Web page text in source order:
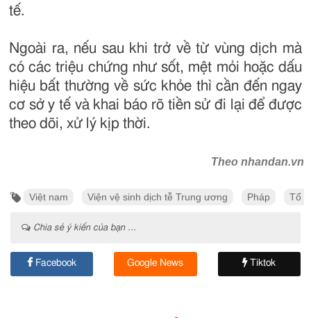
tế.
Ngoài ra, nếu sau khi trở về từ vùng dịch mà
có các triệu chứng như sốt, mệt mỏi hoặc dấu
hiệu bất thường về sức khỏe thì cần đến ngay
cơ sở y tế và khai báo rõ tiền sử đi lại để được
theo dõi, xử lý kịp thời.
Theo nhandan.vn
Việt nam Viện vệ sinh dịch tễ Trung ương Pháp Tổ
Chia sẻ ý kiến của bạn ...
Facebook Google News Tiktok